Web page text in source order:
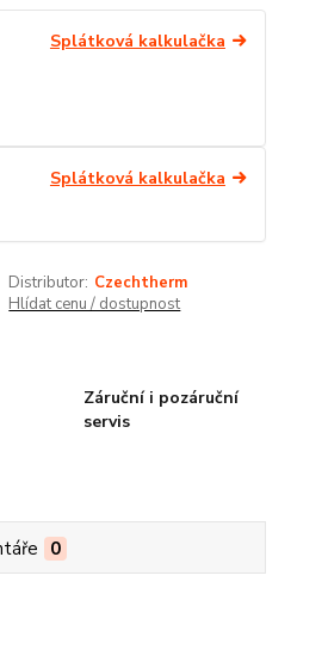
Splátková kalkulačka
Splátková kalkulačka
Distributor: Czechtherm
Hlídat cenu / dostupnost
Záruční i pozáruční
servis
0